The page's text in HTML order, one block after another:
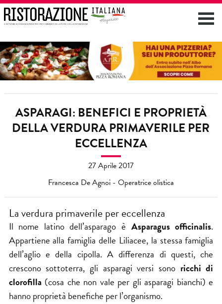
ASPARAGI: BENEFICI E PROPRIETÀ
DELLA VERDURA PRIMAVERILE PER
ECCELLENZA
27 Aprile 2017
Francesca De Agnoi - Operatrice olistica
La verdura primaverile per eccellenza
Il nome latino dell’asparago è Asparagus officinalis.
Appartiene alla famiglia delle Liliacee, la stessa famiglia
dell’aglio e della cipolla. A differenza di questi, che
crescono sottoterra, gli asparagi versi sono ricchi di
clorofilla (cosa che non vale per gli asparagi bianchi) e
hanno proprietà benefiche per l’organismo.